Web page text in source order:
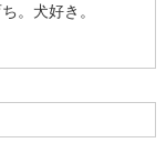
。犬好き。